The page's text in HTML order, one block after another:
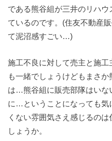
である熊谷組が三井のリハ
ているのです。(住友不動産
て泥沼感すごい…)
施工不良に対して売主と施
も一緒でしょうけどもまさ
は…熊谷組に販売部隊はいな
に…ということになっても気
くない雰囲気さえ感じるの
しょうか。